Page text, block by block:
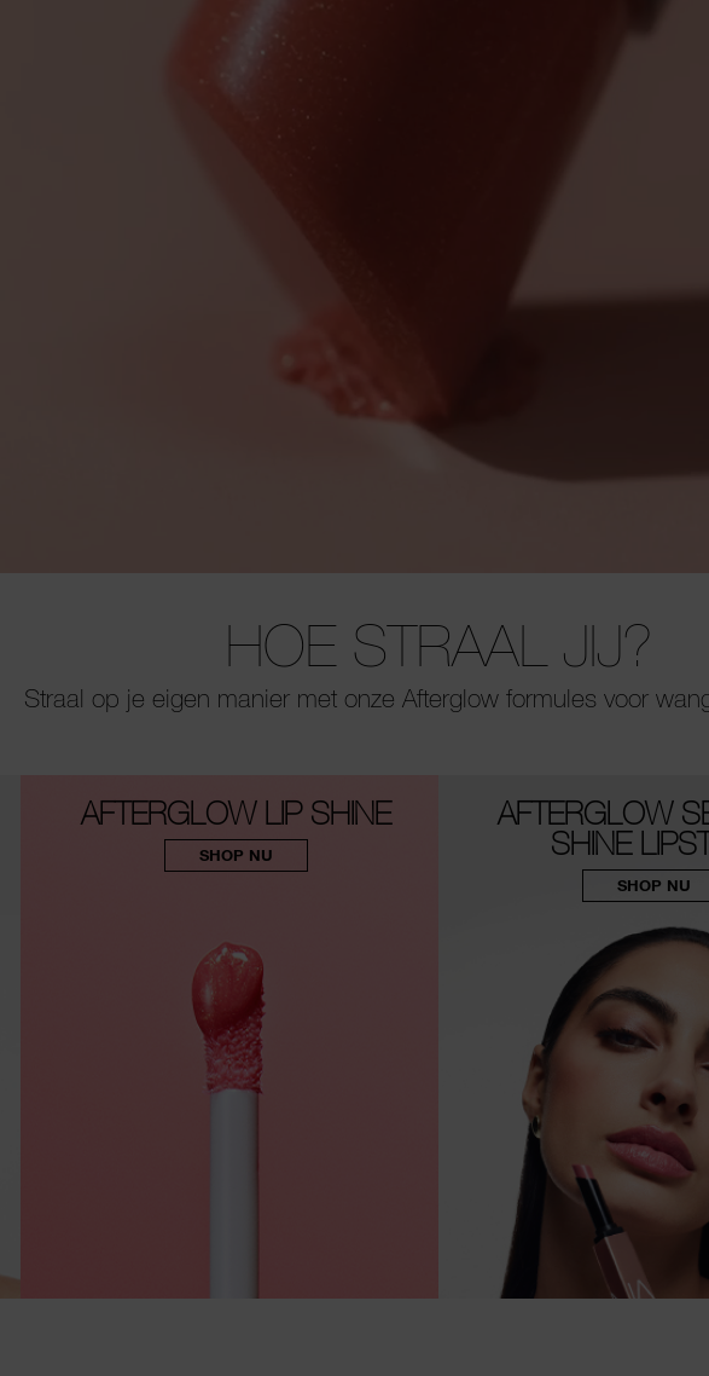
HOE STRAAL JIJ?
Straal op je eigen manier met onze Afterglow formules voor
AFTERGLOW LIP SHINE
SHOP NU
AFTERGLOW
SHINE
SHOP NU